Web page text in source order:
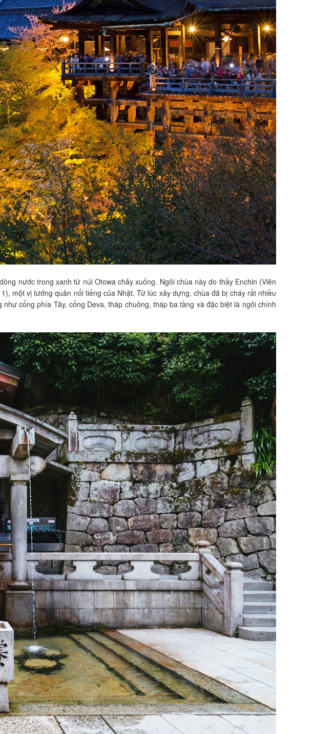
nước trong xanh từ núi Otowa chảy xuống. Ngôi chùa này do thầy Enchin (Viên
một vị tướng quân nổi tiếng của Nhật. Từ lúc xây dựng, chùa đã bị cháy rất nhiều
cổng phía Tây, cổng Deva, tháp chuông, tháp ba tầng và đặc biệt là ngôi chính